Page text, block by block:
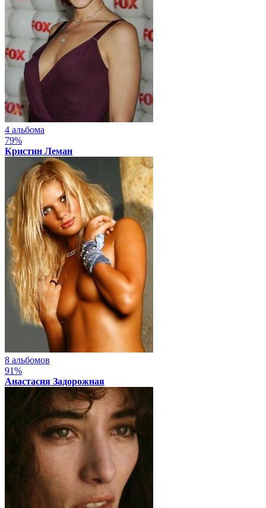
4 альбома
79%
Кристин Леман
8 альбомов
91%
Анастасия Задорожная